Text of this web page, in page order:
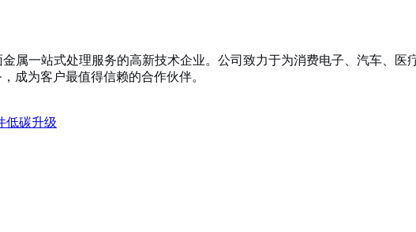
属一站式处理服务的高新技术企业。公司致力于为消费电子、汽车、医
成为客户最值得信赖的合作伙伴。
低碳升级